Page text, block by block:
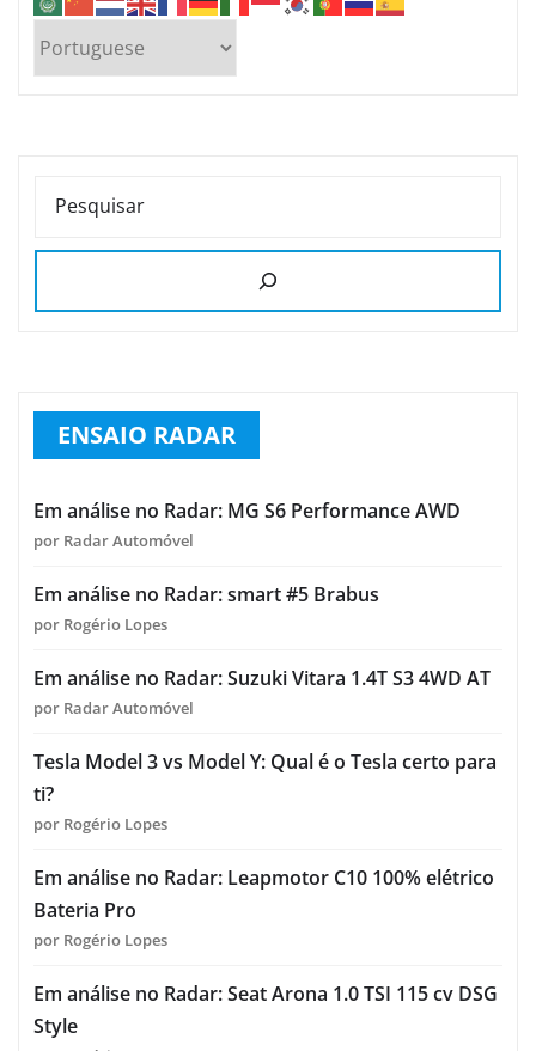
PESQUISAR
ENSAIO RADAR
Em análise no Radar: MG S6 Performance AWD
por Radar Automóvel
Em análise no Radar: smart #5 Brabus
por Rogério Lopes
Em análise no Radar: Suzuki Vitara 1.4T S3 4WD AT
por Radar Automóvel
Tesla Model 3 vs Model Y: Qual é o Tesla certo para
ti?
por Rogério Lopes
Em análise no Radar: Leapmotor C10 100% elétrico
Bateria Pro
por Rogério Lopes
Em análise no Radar: Seat Arona 1.0 TSI 115 cv DSG
Style